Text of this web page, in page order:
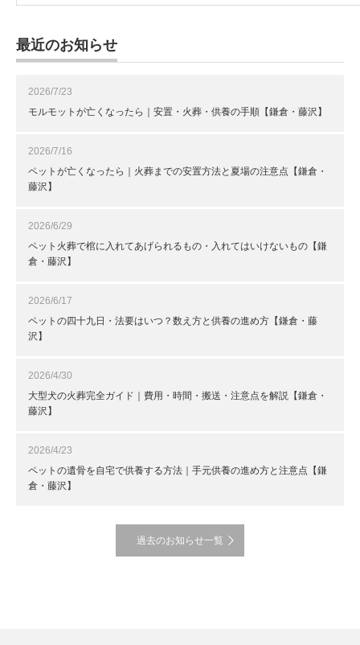
最近のお知らせ
2026/7/23
モルモットが亡くなったら｜安置・火葬・供養の手順【鎌倉・藤沢】
2026/7/16
ペットが亡くなったら｜火葬までの安置方法と夏場の注意点【鎌倉・
藤沢】
2026/6/29
ペット火葬で棺に入れてあげられるもの・入れてはいけないもの【鎌
倉・藤沢】
2026/6/17
ペットの四十九日・法要はいつ？数え方と供養の進め方【鎌倉・藤
沢】
2026/4/30
大型犬の火葬完全ガイド｜費用・時間・搬送・注意点を解説【鎌倉・
藤沢】
2026/4/23
ペットの遺骨を自宅で供養する方法｜手元供養の進め方と注意点【鎌
倉・藤沢】
過去のお知らせ一覧